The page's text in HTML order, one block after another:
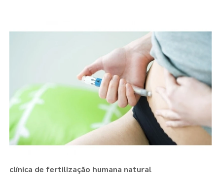
clínica de fertilização humana natural